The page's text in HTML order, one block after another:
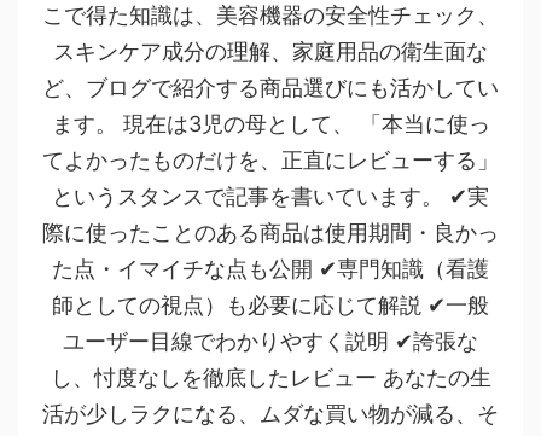
こで得た知識は、美容機器の安全性チェック、
スキンケア成分の理解、家庭用品の衛生面な
ど、ブログで紹介する商品選びにも活かしてい
ます。 現在は3児の母として、 「本当に使っ
てよかったものだけを、正直にレビューする」
というスタンスで記事を書いています。 ✔実
際に使ったことのある商品は使用期間・良かっ
た点・イマイチな点も公開 ✔専門知識（看護
師としての視点）も必要に応じて解説 ✔一般
ユーザー目線でわかりやすく説明 ✔誇張な
し、忖度なしを徹底したレビュー あなたの生
活が少しラクになる、ムダな買い物が減る、そ